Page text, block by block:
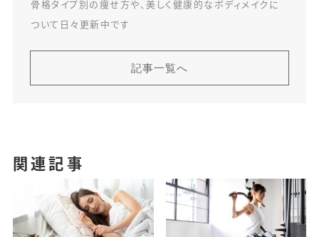
骨格タイプ別の痩せ方や、美しく健康的なボディメイクに
ついて日々更新中です
記事一覧へ
関連記事